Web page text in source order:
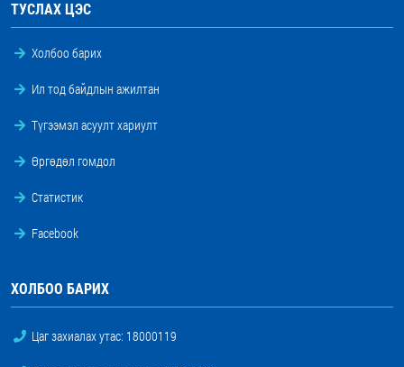
ТУСЛАХ ЦЭС
Холбоо барих
Ил тод байдлын ажилтан
Түгээмэл асуулт хариулт
Өргөдөл гомдол
Статистик
Facebook
ХОЛБОО БАРИХ
Цаг захиалах утас: 18000119